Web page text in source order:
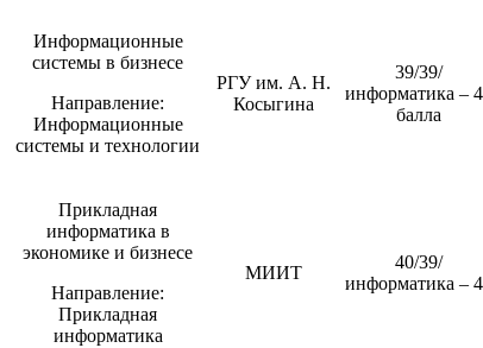
Информационные
системы в бизнесе
Направление:
Информационные
системы и технологии
РГУ им. А. Н.
Косыгина
39/39/
информатика –
балла
Прикладная
информатика в
экономике и бизнесе
Направление:
Прикладная
информатика
МИИТ
40/39/
информатика –